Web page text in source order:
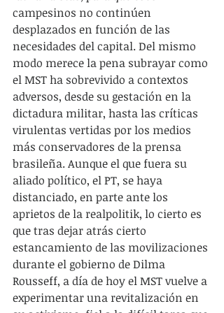
campesinos no continúen
desplazados en función de las
necesidades del capital. Del mismo
modo merece la pena subrayar como
el MST ha sobrevivido a contextos
adversos, desde su gestación en la
dictadura militar, hasta las críticas
virulentas vertidas por los medios
más conservadores de la prensa
brasileña. Aunque el que fuera su
aliado político, el PT, se haya
distanciado, en parte ante los
aprietos de la realpolitik, lo cierto es
que tras dejar atrás cierto
estancamiento de las movilizaciones
durante el gobierno de Dilma
Rousseff, a día de hoy el MST vuelve a
experimentar una revitalización en